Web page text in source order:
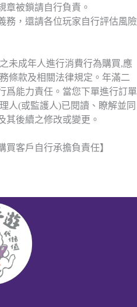
章被鎖請自行負責。
務，還請各位玩家自行評估風險
未成年人進行消費行為購買,應
條款及相關法律規定。年滿二
爲能力責任。當您下單進行訂單
人(或監護人)已閱讀、瞭解並同
其後續之修改或變更。
買客戶自行承擔負責任】